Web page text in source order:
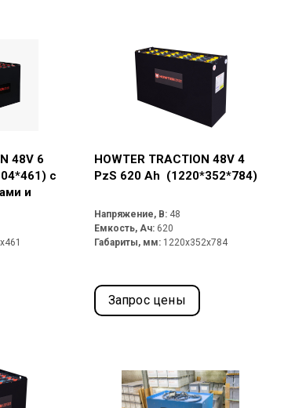
48V 6
с
и
HOWTER TRACTION 48V 4
PzS 620 Ah (1220*352*784)
Напряжение, В: 48
Емкость, Ач: 620
Габариты, мм: 1220x352x784
Запрос цены